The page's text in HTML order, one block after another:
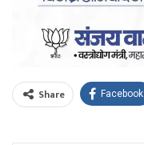
Share Facebook